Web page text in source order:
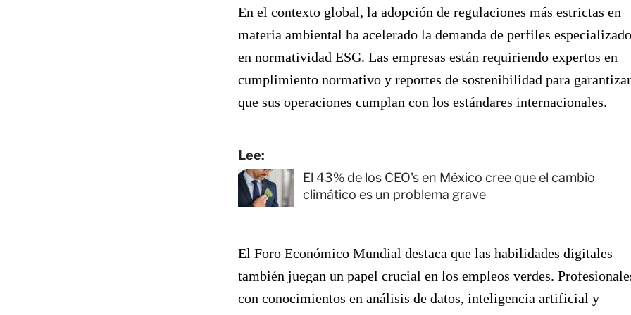
En el contexto global, la adopción de regulaciones más estrictas en
materia ambiental ha acelerado la demanda de perfiles
en normatividad ESG. Las empresas están requiriendo expertos en
cumplimiento normativo y reportes de sostenibilidad para garantizar
que sus operaciones cumplan con los estándares internacionales.
Lee:
El 43% de los CEO's en México cree que el cambio
climático es un problema grave
El Foro Económico Mundial destaca que las habilidades digitales
también juegan un papel crucial en los empleos verdes.
con conocimientos en análisis de datos, inteligencia artificial y